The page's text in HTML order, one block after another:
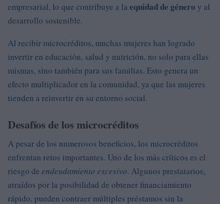
empresarial, lo que contribuye a la equidad de género y al
desarrollo sostenible.
Al recibir microcréditos, muchas mujeres han logrado
invertir en educación, salud y nutrición, no solo para ellas
mismas, sino también para sus familias. Esto genera un
efecto multiplicador en la comunidad, ya que las mujeres
tienden a reinvertir en su entorno social.
Desafíos de los microcréditos
A pesar de los numerosos beneficios, los microcréditos
enfrentan retos importantes. Uno de los más críticos es el
riesgo de endeudamiento excesivo. Algunos prestatarios,
atraídos por la posibilidad de obtener financiamiento
rápido, pueden contraer múltiples préstamos sin la